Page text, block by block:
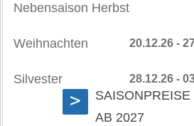
Nebensaison Herbst
Weihnachten 20.12.26 -
Silvester 28.12.26 -
>
SAISONPREISE
AB 2027